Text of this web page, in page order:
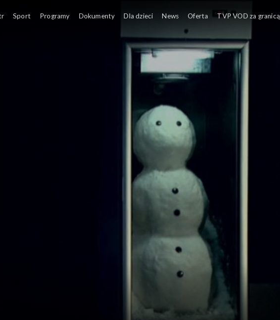
Sport Programy Dokumenty Dla dzieci News Oferta TVP VOD za granicą